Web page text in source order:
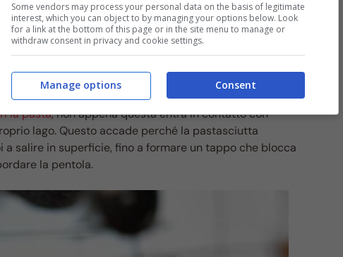
la pasta, non appena questa entra in contatto con
lago. Questo accade perché la pastasciutta
salire in superficie, fino a formare un tappo che blocca
la pentola.
Some vendors may process your personal data on the basis of legitimate
interest, which you can object to by managing your options below. Look
for a link at the bottom of this page or in the site menu to manage or
withdraw consent in privacy and cookie settings.
Consent
Manage options